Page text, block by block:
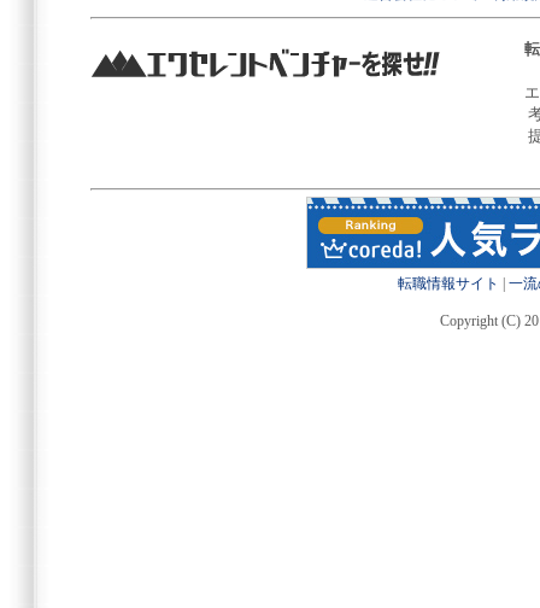
転職情報サイト 一
Copyright (C)